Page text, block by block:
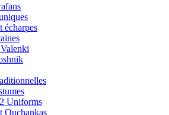
écharpes
Uniforms
Ouchankas